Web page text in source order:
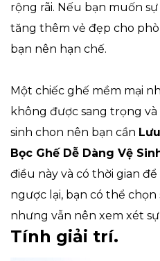
rộng rãi. Nếu bạn muốn
tăng thêm vẻ đẹp cho
bạn nên hạn chế.
Một chiếc ghế mềm mại
không được sang trọng
sinh chon nên bạn cần
Bọc Ghế Dễ Dàng Vệ
điều này và có thời gian để
ngược lại, bạn có thể
nhưng vẫn nên xem xét
Tính giải trí.